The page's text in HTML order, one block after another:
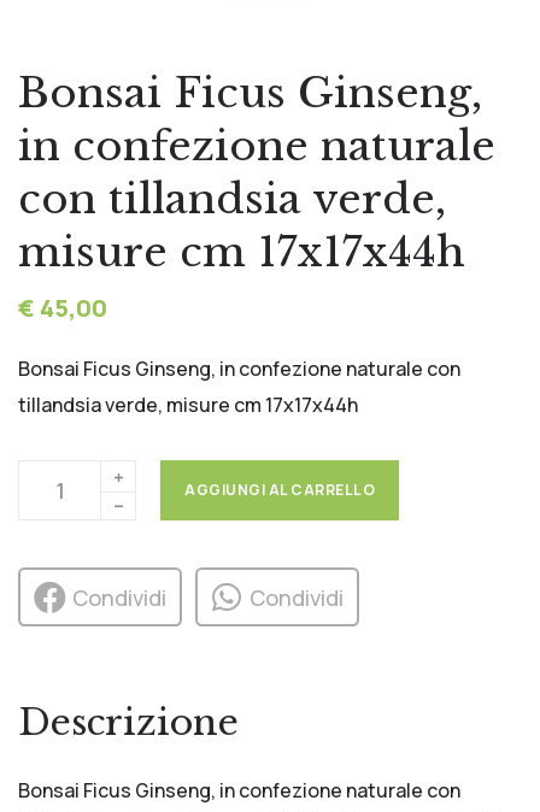
Bonsai Ficus Ginseng,
in confezione naturale
con tillandsia verde,
misure cm 17x17x44h
€ 45,00
Bonsai Ficus Ginseng, in confezione naturale con
tillandsia verde, misure cm 17x17x44h
AGGIUNGI AL CARRELLO
Condividi Condividi
Descrizione
Bonsai Ficus Ginseng, in confezione naturale con